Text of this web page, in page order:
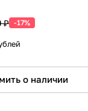
₽ -17%
о наличии